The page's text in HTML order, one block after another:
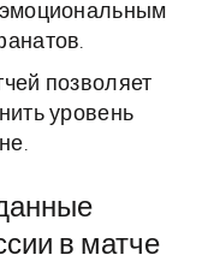
позволяет
уровень
в матче